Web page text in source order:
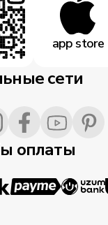
app store
сети
оплаты